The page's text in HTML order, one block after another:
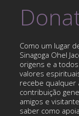
Como um lugar
Sinagoga Ohel
origens e a
valores
recebe qualquer
contribuição
amigos e
saber como